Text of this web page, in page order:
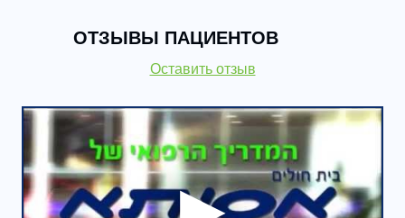
ОТЗЫВЫ ПАЦИЕНТОВ
Оставить отзыв